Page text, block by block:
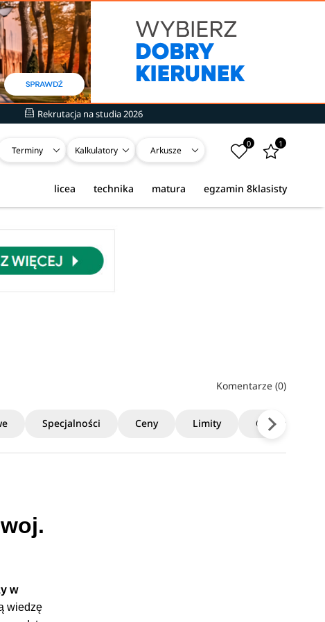
Rekrutacja na studia 2026
Terminy Kalkulatory Arkusze
0 1
egzamin 8klasisty
matura
technika
licea
Komentarze (0)
Specjalności Ceny Limity Czas trwania
w
wiedzę